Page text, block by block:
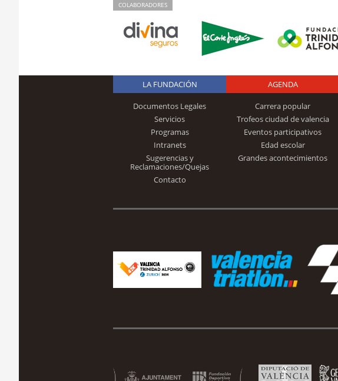
COLABORADORES
Logo Fundación
Trinidad Alfonso
LA FUNDACIÓN
Documentos Legales
Servicios
Programas
Intranets
Sugerencias y
Reclamaciones/Quejas
Contacto
AGENDA
Carrera popular
Trofeos ciudad de valencia
Eventos participativos
Edad escolar
Grandes acontecimientos